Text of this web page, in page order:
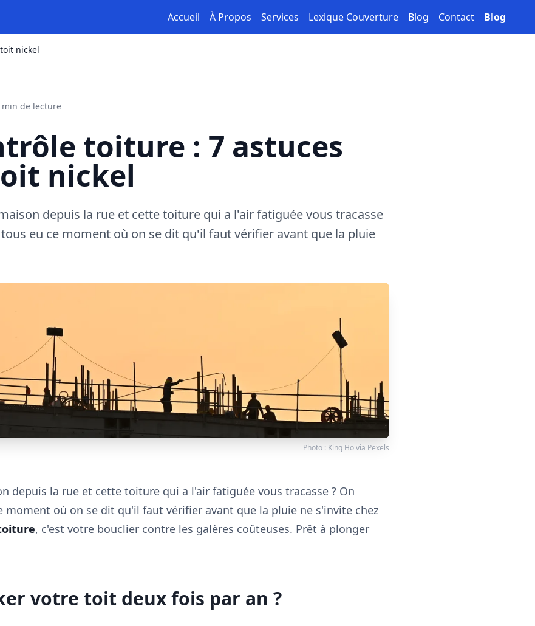
Accueil À Propos Services Lexique Couverture Blog Contact Blog
nickel
de lecture
toiture : 7 astuces
nickel
depuis la rue et cette toiture qui a l'air fatiguée vous tracasse
eu ce moment où on se dit qu'il faut vérifier avant que la pluie
Photo : King Hovia Pexels
depuis la rue et cette toiture qui a l'air fatiguée vous tracasse ? On
moment où on se dit qu'il faut vérifier avant que la pluie ne s'invite chez
, c'est votre bouclier contre les galères coûteuses. Prêt à plonger
votre toit deux fois par an ?